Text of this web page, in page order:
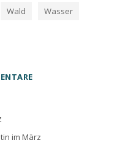
Wald Wasser
im März